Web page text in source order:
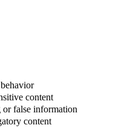
content
or false information
content